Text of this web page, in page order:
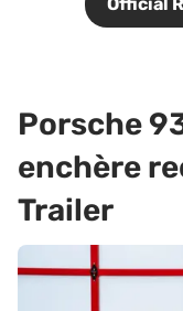
Porsche
enchère
Trailer